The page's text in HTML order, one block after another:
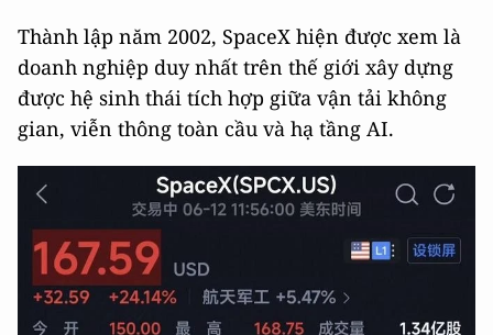
Thành lập năm 2002, SpaceX hiện được xem là
doanh nghiệp duy nhất trên thế giới xây dựng
được hệ sinh thái tích hợp giữa vận tải không
gian, viễn thông toàn cầu và hạ tầng AI.